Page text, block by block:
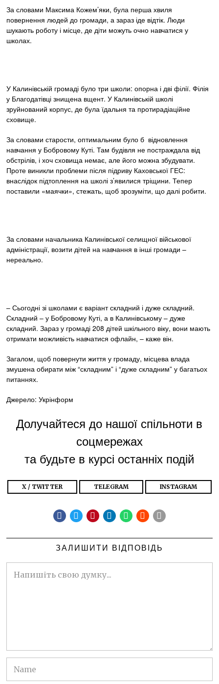
За словами Максима Кожем’яки, була перша хвиля
повернення людей до громади, а зараз іде відтік. Люди
шукають роботу і місце, де діти можуть очно навчатися у
школах.
У Калинівській громаді було три школи: опорна і дві філії. Філія
у Благодатівці знищена вщент. У Калинівській школі
зруйнований корпус, де була їдальня та протирадіаційне
сховище.
За словами старости, оптимальним було б відновлення
навчання у Бобровому Куті. Там будівля не постраждала від
обстрілів, і хоч сховища немає, але його можна збудувати.
Проте виникли проблеми після підриву Каховської ГЕС:
внаслідок підтоплення на школі з’явилися тріщини. Тепер
поставили «маячки», стежать, щоб зрозуміти, що далі робити.
За словами начальника Калинівської селищної військової
адміністрації, возити дітей на навчання в інші громади –
нереально.
– Сьогодні зі школами є варіант складний і дуже складний.
Складний – у Бобровому Куті, а в Калинівському – дуже
складний. Зараз у громаді 208 дітей шкільного віку, вони мають
отримати можливість навчатися офлайн, – каже він.
Загалом, щоб повернути життя у громаду, місцева влада
змушена обирати між “складним” і “дуже складним” у багатьох
питаннях.
Джерело: Укрінформ
Долучайтеся до нашої спільноти в
соцмережах
та будьте в курсі останніх подій
X / TWITTER TELEGRAM INSTAGRAM
ЗАЛИШИТИ ВІДПОВІДЬ